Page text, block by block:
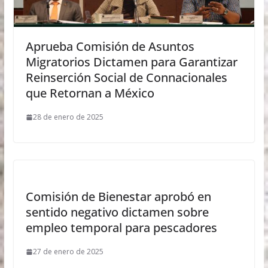
Aprueba Comisión de Asuntos
Migratorios Dictamen para Garantizar
Reinserción Social de Connacionales
que Retornan a México
28 de enero de 2025
Comisión de Bienestar aprobó en
sentido negativo dictamen sobre
empleo temporal para pescadores
27 de enero de 2025